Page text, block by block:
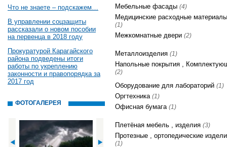
Что не знаете – подскажем…
В управлении соцзащиты
рассказали о новом пособии
на первенца в 2018 году
Прокуратурой Карагайского
района подведены итоги
работы по укреплению
законности и правопорядка за
2017 год
ФОТОГАЛЕРЕЯ
Мебельные фасады (4)
Медицинские расходные материалы
(1)
Межкомнатные двери (2)
Металлоизделия (1)
Напольные покрытия ,
(2)
Оборудование для лабораторий (1)
Оргтехника (1)
Офисная бумага (1)
Плетёная мебель , изделия (3)
Протезные , ортопедические
(1)